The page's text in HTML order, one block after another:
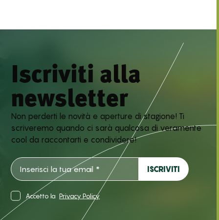
Iscriviti alla
newsletter
Non perderti le novità e aperture di stagione! Ti
scriveremo quando ci sarà qualcosa di veramente
cool da raccontarti e condividere!
Accetto la Privacy Policy